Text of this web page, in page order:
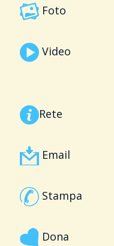
Foto
Video
Rete
Email
Stampa
Dona